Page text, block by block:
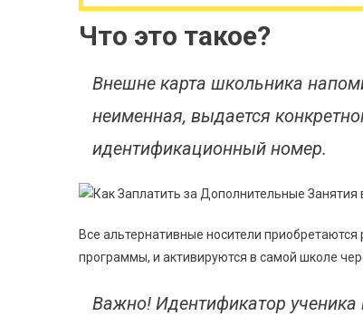
Что это такое?
Внешне карта школьника
неименная, выдается
идентификационный номер.
Все альтернативные носители
программы, и активируются в самой школе
Важно! Идентификатор